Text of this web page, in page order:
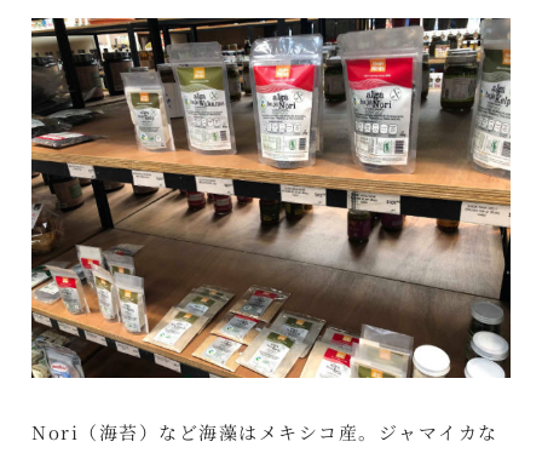
Nori（海苔）など海藻はメキシコ産。ジャマイカな